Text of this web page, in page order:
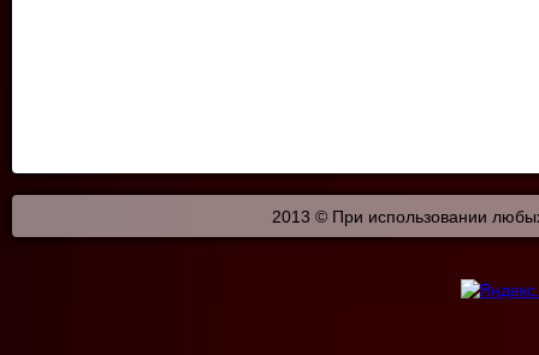
2013 © При использовании